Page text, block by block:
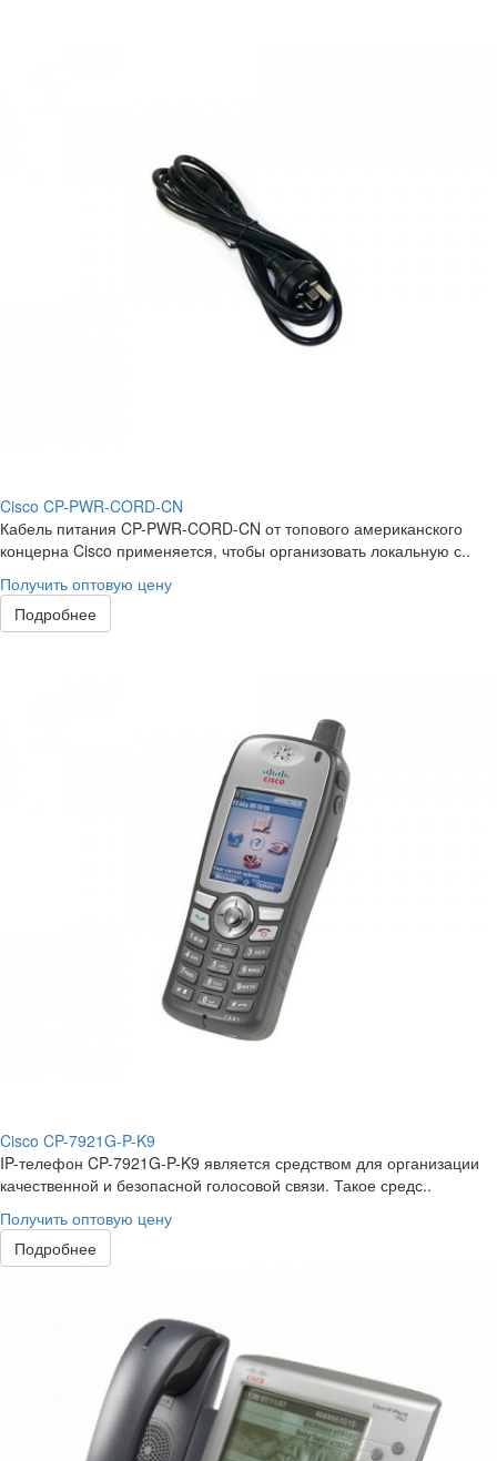
Cisco CP-PWR-CORD-CN
Кабель питания CP-PWR-CORD-CN от топового американского
концерна Cisco применяется, чтобы организовать локальную с..
Получить оптовую цену
Подробнее
Cisco CP-7921G-P-K9
IP-телефон CP-7921G-P-K9 является средством для организации
качественной и безопасной голосовой связи. Такое средс..
Получить оптовую цену
Подробнее